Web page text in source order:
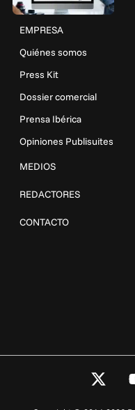
EMPRESA
Quiénes somos
Press Kit
Dossier comercial
Prensa Ibérica
Opiniones Publisuites
MEDIOS
REDACTORES
CONTACTO
X
-